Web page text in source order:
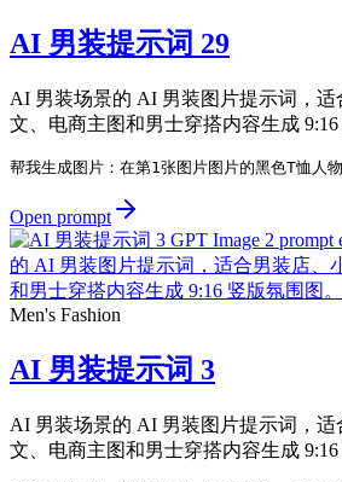
AI 男装提示词 29
AI 男装场景的 AI 男装图片提示词，适
文、电商主图和男士穿搭内容生成 9:16
帮我生成图片：在第1张图片图片的黑色T恤人
Open prompt
Men's Fashion
AI 男装提示词 3
AI 男装场景的 AI 男装图片提示词，适
文、电商主图和男士穿搭内容生成 9:16